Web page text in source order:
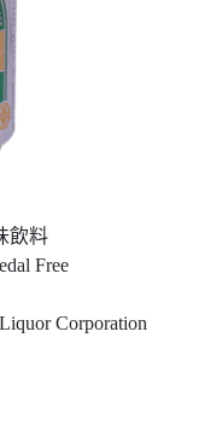
飲料
Free
Corporation